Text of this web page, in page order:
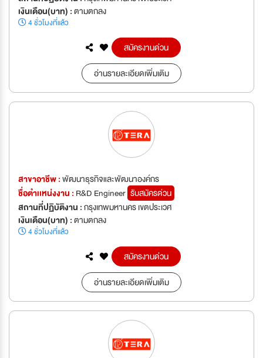
เงินเดือน(บาท) :ตามตกลง
4 ชั่วโมงที่แล้ว
สมัครงานด่วน
อ่านรายละเอียดเพิ่มเติม
สาขาอาชีพ :พัฒนาธุรกิจและพัฒนาองค์กร
ชื่อตำเเหน่งงาน : R&D Engineer รับสมัครด่วน
สถานที่ปฏิบัติงาน :กรุงเทพมหานคร เขตประเวศ
เงินเดือน(บาท) :ตามตกลง
4 ชั่วโมงที่แล้ว
สมัครงานด่วน
อ่านรายละเอียดเพิ่มเติม